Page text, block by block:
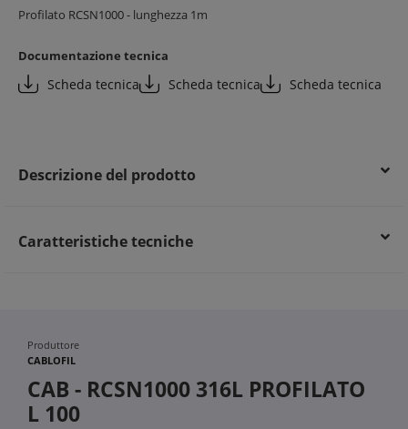
Profilato RCSN1000 - lunghezza 1m
Documentazione tecnica
Scheda tecnica Scheda tecnica Scheda tecnica
Descrizione del prodotto
Caratteristiche tecniche
Produttore
CABLOFIL
CAB - RCSN1000 316L PROFILATO
L 100